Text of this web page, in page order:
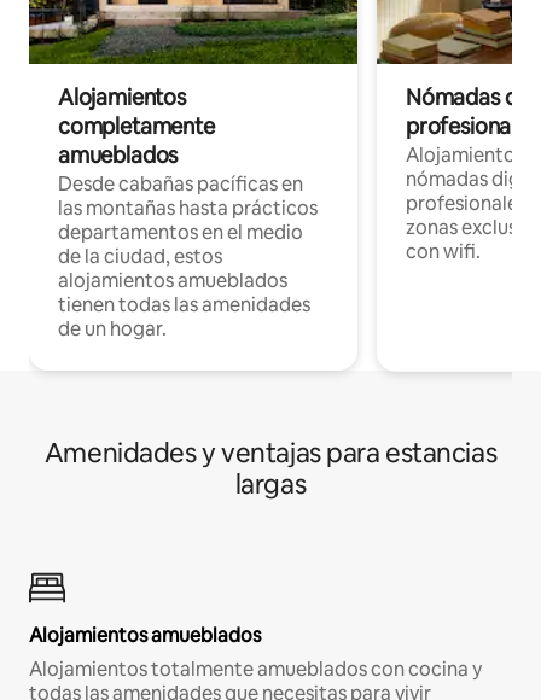
Alojamientos
completamente
amueblados
Desde cabañas pacíficas en
las montañas hasta prácticos
departamentos en el medio
de la ciudad, estos
alojamientos amueblados
tienen todas las amenidades
de un hogar.
Nómadas
Alojamientos
nómadas
profesionales
zonas
con wifi.
Amenidades y ventajas para estancias
largas
Alojamientos amueblados
Alojamientos totalmente amueblados con cocina y
todas las amenidades que necesitas para vivir